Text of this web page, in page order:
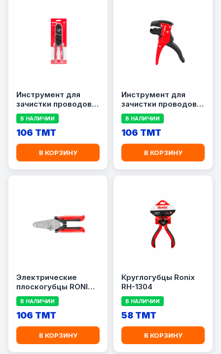
Инструмент для
зачистки проводов
RONIX RH-1811
В НАЛИЧИИ
106 TMT
В КОРЗИНУ
Инструмент для
зачистки проводов
RONIX RH-1812
В НАЛИЧИИ
106 TMT
В КОРЗИНУ
Электрические
плоскогубцы RONIX
RH-1820
В НАЛИЧИИ
106 TMT
В КОРЗИНУ
Круглогубцы Ronix
RH-1304
В НАЛИЧИИ
58 TMT
В КОРЗИНУ